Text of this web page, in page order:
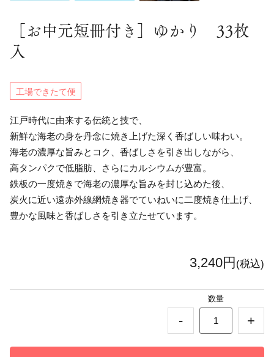
［お中元短冊付き］ゆかり 33枚
入
工場できたて便
江戸時代に由来する伝統と技で、
新鮮な海老の身を丹念に焼き上げた深く香ばしい味わい。
海老の濃厚な旨みとコク、香ばしさを引き出しながら、
高タンパクで低脂肪、さらにカルシウムが豊富。
鉄板の一度焼きで海老の濃厚な旨みを封じ込めた後、
炭火に近い遠赤外線網焼き器でていねいに二度焼き仕上げ、
豊かな風味と香ばしさを引き立たせています。
3,240円 (税込)
-
数量
+